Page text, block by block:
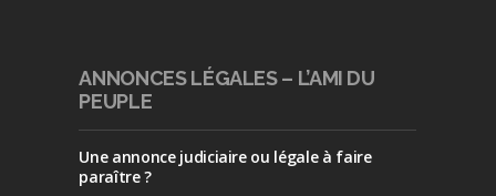
ANNONCES LÉGALES – L’AMI DU
PEUPLE
Une annonce judiciaire ou légale à faire
paraître ?